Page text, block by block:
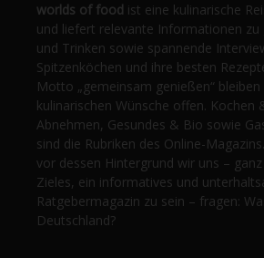
worlds of food ist eine kulinarische
und liefert relevante Informationen zu
und Trinken sowie spannende
Spitzenköchen und ihre besten
Motto „gemeinsam genießen“ bleiben
kulinarischen Wünsche offen. Kochen
Abnehmen, Gesundes & Bio sowie
sind die Rubriken des Online-
vor dessen Hintergrund wir uns –
Zieles, ein informatives und
Ratgebermagazin zu sein – fragen:
Deutschland?